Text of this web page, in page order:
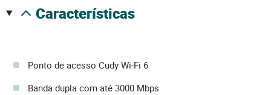
características
Ponto de acesso Cudy Wi-Fi 6
Banda dupla com até 3000 Mbps